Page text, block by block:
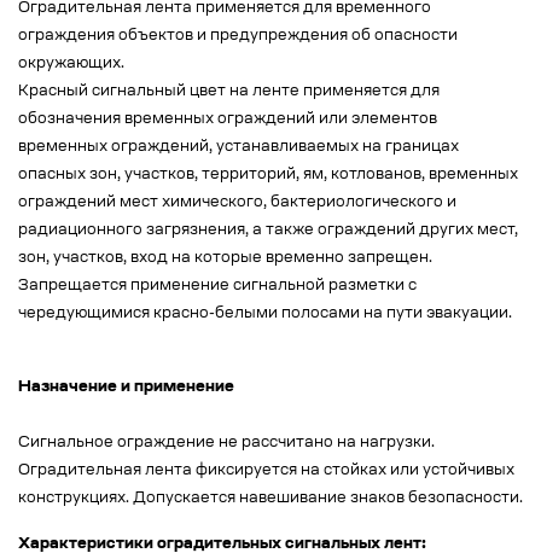
Оградительная лента применяется для временного
ограждения объектов и предупреждения об опасности
окружающих.
Красный сигнальный цвет на ленте применяется для
обозначения временных ограждений или элементов
временных ограждений, устанавливаемых на границах
опасных зон, участков, территорий, ям, котлованов, временных
ограждений мест химического, бактериологического и
радиационного загрязнения, а также ограждений других мест,
зон, участков, вход на которые временно запрещен.
Запрещается применение сигнальной разметки с
чередующимися красно-белыми полосами на пути эвакуации.
Назначение и применение
Сигнальное ограждение не рассчитано на нагрузки.
Оградительная лента фиксируется на стойках или устойчивых
конструкциях. Допускается навешивание знаков безопасности.
Характеристики оградительных сигнальных лент: